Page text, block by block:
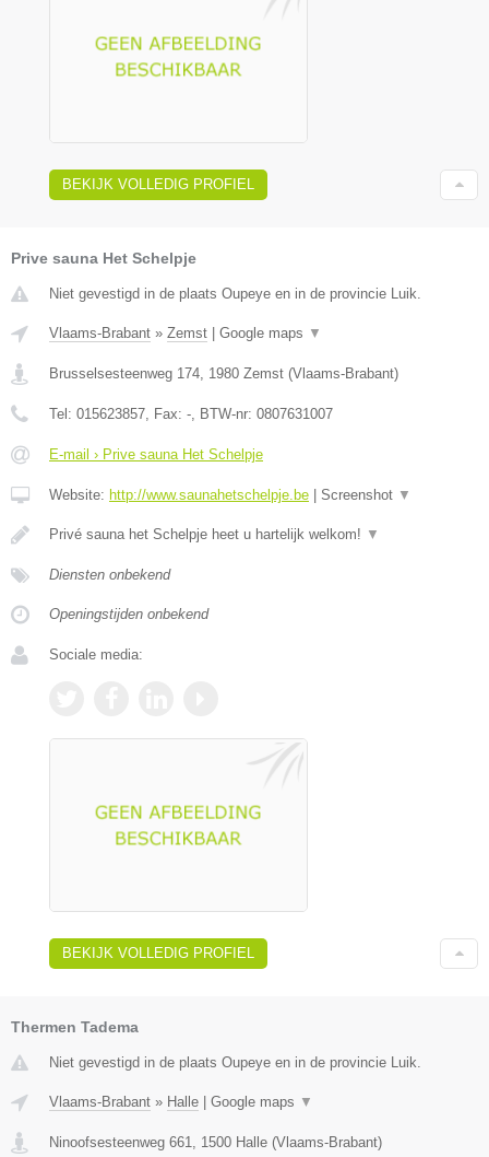
BEKIJK VOLLEDIG PROFIEL
Prive sauna Het Schelpje
Niet gevestigd in de plaats Oupeye en in de provincie Luik.
Vlaams-Brabant » Zemst Google maps ▼
Brusselsesteenweg 174, 1980 Zemst (Vlaams-Brabant)
Tel: 015623857, Fax: -, BTW-nr: 0807631007
E-mail › Prive sauna Het Schelpje
Website: http://www.saunahetschelpje.be Screenshot ▼
Privé sauna het Schelpje heet u hartelijk welkom! ▼
Diensten onbekend
Openingstijden onbekend
Sociale media:
BEKIJK VOLLEDIG PROFIEL
Thermen Tadema
Niet gevestigd in de plaats Oupeye en in de provincie Luik.
Vlaams-Brabant » Halle | Google maps ▼
Ninoofsesteenweg 661 1500 Halle (Vlaams-Brabant)